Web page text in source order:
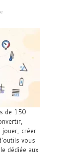
de 150
jouer, créer
vous
dédiée aux